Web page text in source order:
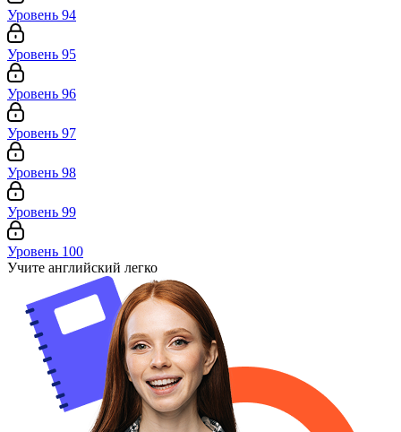
Уровень 94
Уровень 95
Уровень 96
Уровень 97
Уровень 98
Уровень 99
Уровень 100
Учите английский легко